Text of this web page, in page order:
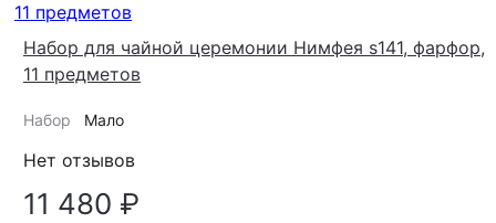
Набор для чайной церемонии Нимфея s141, фарфор,
11 предметов
Набор Мало
Нет отзывов
11 480 ₽